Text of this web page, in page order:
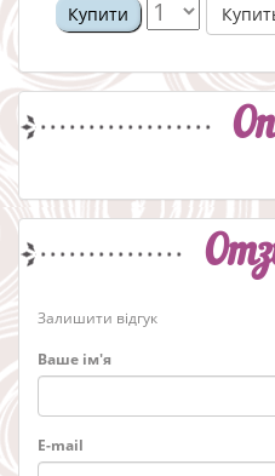
Купити
Залишити відгук
Ваше ім'я
E-mail